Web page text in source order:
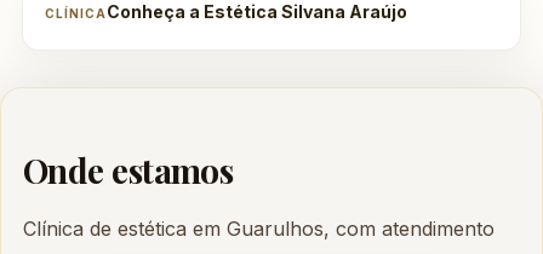
CLÍNICA Conheça a Estética Silvana Araújo
Onde estamos
Clínica de estética em Guarulhos, com atendimento